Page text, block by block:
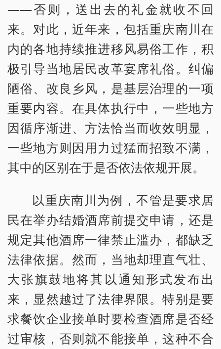
——否则，送出去的礼金就收不回
来。对此，近年来，包括重庆南川在
内的各地持续推进移风易俗工作，积
极引导当地居民改革宴席礼俗。纠偏
陋俗、改良乡风，是基层治理的一项
重要内容。在具体执行中，一些地方
因循序渐进、方法恰当而收效明显，
一些地方则因用力过猛而招致不满，
其中的区别在于是否依法依规开展。
以重庆南川为例，不管是要求居
民在举办结婚酒席前提交申请，还是
规定其他酒席一律禁止滥办，都缺乏
法律依据。然而，当地却理直气壮、
大张旗鼓地将其以通知形式发布出
来，显然越过了法律界限。特别是要
求餐饮企业接单时要检查酒席是否经
过审核，否则就不能接单，这种不合